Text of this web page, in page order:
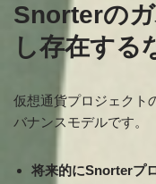
Snorterの
し存在する
仮想通貨プロジェクト
バナンスモデルです。
将来的にSnorterプ